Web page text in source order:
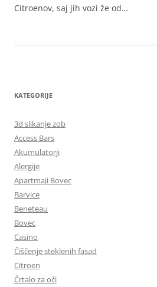
Citroenov, saj jih vozi že od…
KATEGORIJE
3d slikanje zob
Access Bars
Akumulatorji
Alergije
Apartmaji Bovec
Barvice
Beneteau
Bovec
Casino
Čiščenje steklenih fasad
Citroen
Črtalo za oči